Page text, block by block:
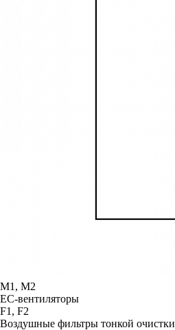
М1, М2
ЕС-вентиляторы
F1, F2
Воздушные фильтры тонкой очистки